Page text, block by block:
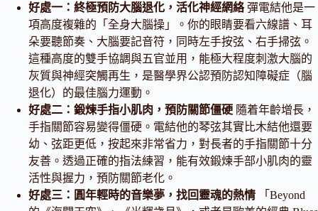
好處一：終極預防大腦退化，活化神經網絡彈電結他是一
項高度複雜的「全身大腦操」。你的眼睛要看六線譜、耳
朵要聽節奏、大腦要記音符，同時左手按弦、右手掃弦。
這種高度的雙手協調與五官並用，能極大程度刺激大腦的
灰質與神經突觸再生，是醫學界公認預防認知障礙症（腦
退化）的最佳腦力運動。
好處二：鍛煉手指小肌肉，預防關節僵硬 隨着年齡增長，
手指關節容易變得僵硬。電結他的琴弦其實比木結他還要
幼、弦距更低，按起來非常省力，對長者的手指關節十分
友善。透過正確的指法練習，能有效鍛煉手部小肌肉的靈
活性與握力，預防關節老化。
好處三：圓年輕時的音樂夢，找回靈魂的熱情 「Beyond